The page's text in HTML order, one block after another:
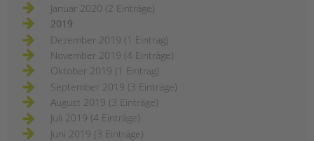
Januar 2020 (2 Einträge)
2019
Dezember 2019 (1 Eintrag)
November 2019 (4 Einträge)
Oktober 2019 (1 Eintrag)
September 2019 (3 Einträge)
August 2019 (3 Einträge)
Juli 2019 (4 Einträge)
Juni 2019 (3 Einträge)